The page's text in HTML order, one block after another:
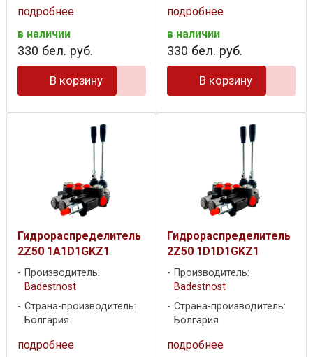
подробнее
в наличии
330 бел. руб.
В корзину
подробнее
в наличии
330 бел. руб.
В корзину
Гидрораспределитель
2Z50 1A1D1GKZ1
Производитель:
Badestnost
Страна-производитель:
Болгария
подробнее
Гидрораспределитель
2Z50 1D1D1GKZ1
Производитель:
Badestnost
Страна-производитель:
Болгария
подробнее